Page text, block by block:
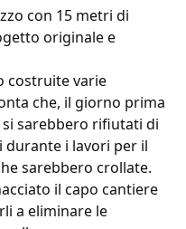
con 15 metri di
originale e
costruite varie
che, il giorno prima
sarebbero rifiutati di
i lavori per il
sarebbero crollate.
il capo cantiere
a eliminare le